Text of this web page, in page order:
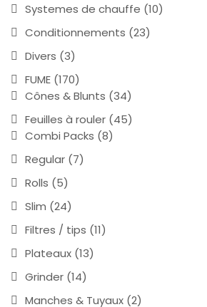
Systemes de chauffe (10)
Conditionnements (23)
Divers (3)
FUME (170)
Cônes & Blunts (34)
Feuilles à rouler (45)
Combi Packs (8)
Regular (7)
Rolls (5)
Slim (24)
Filtres / tips (11)
Plateaux (13)
Grinder (14)
Manches & Tuyaux (2)